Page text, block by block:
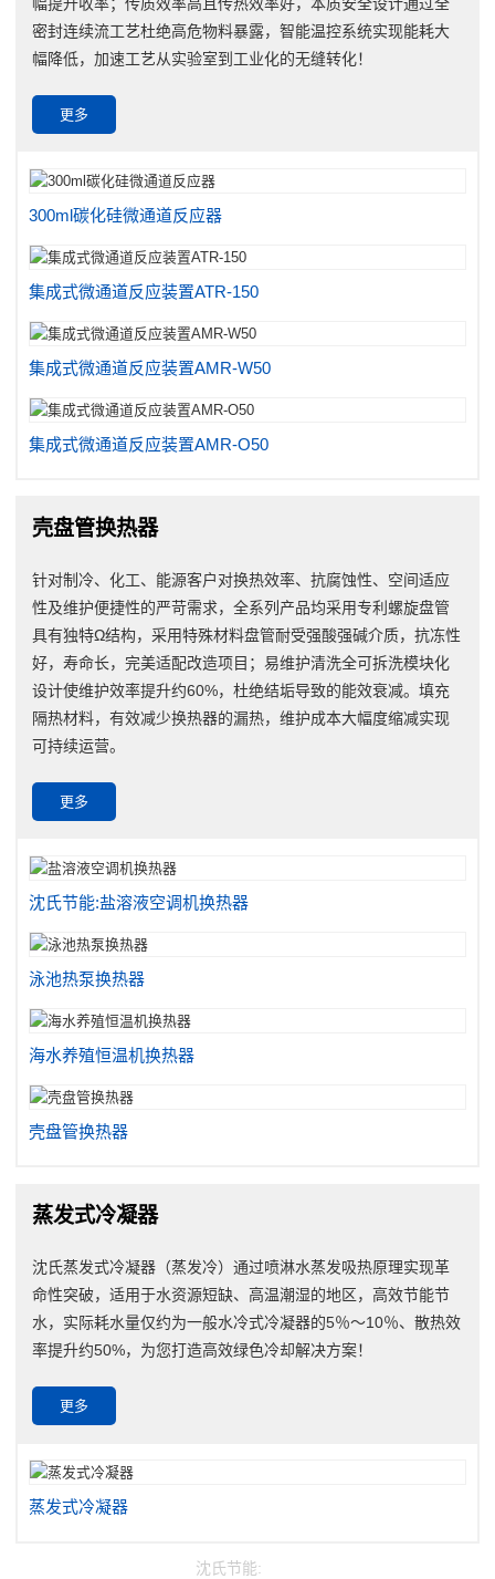
密封连续流工艺杜绝高危物料暴露，智能温控系统实现能耗大
幅降低，加速工艺从实验室到工业化的无缝转化！
更多
300ml碳化硅微通道反应器
集成式微通道反应装置ATR-150
集成式微通道反应装置AMR-W50
集成式微通道反应装置AMR-O50
壳盘管换热器
针对制冷、化工、能源客户对换热效率、抗腐蚀性、空间适应
性及维护便捷性的严苛需求，全系列产品均采用专利螺旋盘管
具有独特Ω结构，采用特殊材料盘管耐受强酸强碱介质，抗冻性
好，寿命长，完美适配改造项目；易维护清洗全可拆洗模块化
设计使维护效率提升约60%，杜绝结垢导致的能效衰减。填充
隔热材料，有效减少换热器的漏热，维护成本大幅度缩减实现
可持续运营。
更多
沈氏节能:盐溶液空调机换热器
泳池热泵换热器
海水养殖恒温机换热器
壳盘管换热器
蒸发式冷凝器
沈氏蒸发式冷凝器（蒸发冷）通过喷淋水蒸发吸热原理实现革
命性突破，适用于水资源短缺、高温潮湿的地区，高效节能节
水，实际耗水量仅约为一般水冷式冷凝器的5％～10％、散热效
率提升约50%，为您打造高效绿色冷却解决方案！
更多
蒸发式冷凝器
沈氏节能: